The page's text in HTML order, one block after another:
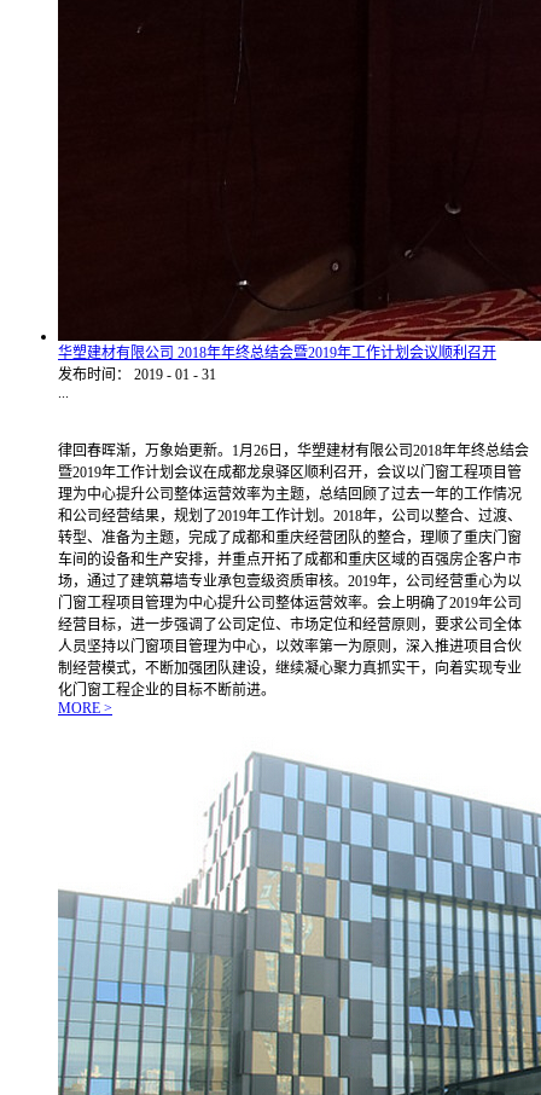
华塑建材有限公司 2018年年终总结会暨2019年工作计划会议顺利召开
发布时间：
2019 - 01 - 31
...
律回春晖渐，万象始更新。1月26日，华塑建材有限公司2018年年终总结会
暨2019年工作计划会议在成都龙泉驿区顺利召开，会议以门窗工程项目管
理为中心提升公司整体运营效率为主题，总结回顾了过去一年的工作情况
和公司经营结果，规划了2019年工作计划。2018年，公司以整合、过渡、
转型、准备为主题，完成了成都和重庆经营团队的整合，理顺了重庆门窗
车间的设备和生产安排，并重点开拓了成都和重庆区域的百强房企客户市
场，通过了建筑幕墙专业承包壹级资质审核。2019年，公司经营重心为以
门窗工程项目管理为中心提升公司整体运营效率。会上明确了2019年公司
经营目标，进一步强调了公司定位、市场定位和经营原则，要求公司全体
人员坚持以门窗项目管理为中心，以效率第一为原则，深入推进项目合伙
制经营模式，不断加强团队建设，继续凝心聚力真抓实干，向着实现专业
化门窗工程企业的目标不断前进。
MORE >